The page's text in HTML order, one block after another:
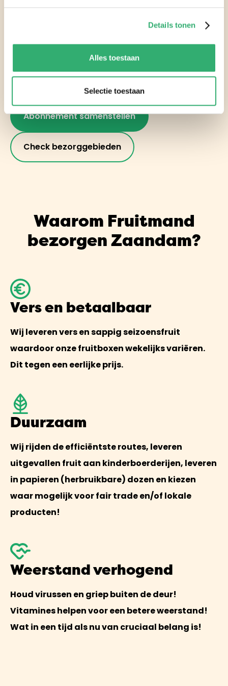
Details tonen
Alles toestaan
Selectie toestaan
mineralen en talrijke vitaminen kunt u een sterke
Abonnement samenstellen
Check bezorggebieden
Waarom Fruitmand
bezorgen Zaandam?
Vers en betaalbaar
Wij leveren vers en sappig seizoensfruit
waardoor onze fruitboxen wekelijks variëren.
Dit tegen een eerlijke prijs.
Duurzaam
Wij rijden de efficiëntste routes, leveren
uitgevallen fruit aan kinderboerderijen, leveren
in papieren (herbruikbare) dozen en kiezen
waar mogelijk voor fair trade en/of lokale
producten!
Weerstand verhogend
Houd virussen en griep buiten de deur!
Vitamines helpen voor een betere weerstand!
Wat in een tijd als nu van cruciaal belang is!